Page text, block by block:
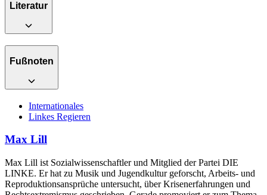
Literatur
Fußnoten
Internationales
Linkes Regieren
Max Lill
Max Lill ist Sozialwissenschaftler und Mitglied der Partei DIE
LINKE. Er hat zu Musik und Jugendkultur geforscht, Arbeits- und
Reproduktionsansprüche untersucht, über Krisenerfahrungen und